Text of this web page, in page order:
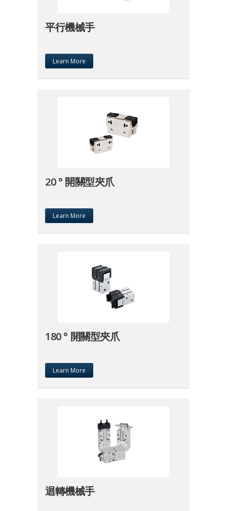
平行機械手
Learn More
20 ° 開關型夾爪
Learn More
180 ° 開關型夾爪
Learn More
迴轉機械手